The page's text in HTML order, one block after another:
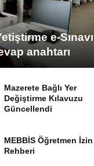
e-Sınavı
anahtarı
Mazerete Bağlı Yer
Değiştirme Kılavuzu
Güncellendi
MEBBİS Öğretmen İzin
Rehberi